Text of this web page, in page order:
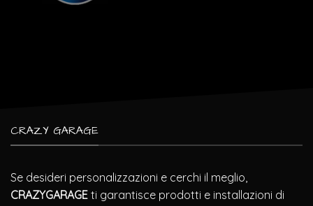
CRAZY GARAGE
Se desideri personalizzazioni e cerchi il meglio,
CRAZYGARAGE ti garantisce prodotti e installazioni di